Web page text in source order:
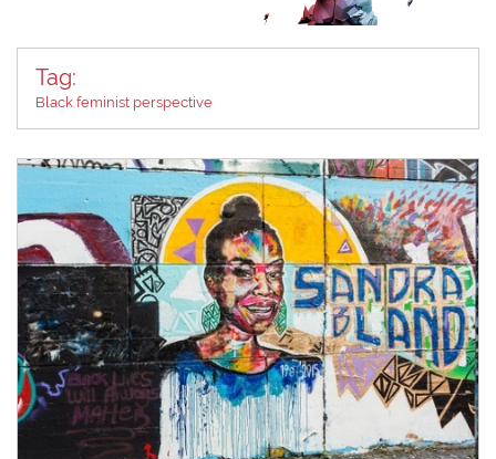
Tag:
Black feminist perspective